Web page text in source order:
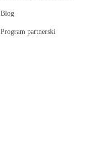
Blog
Program partnerski